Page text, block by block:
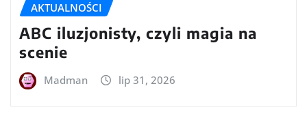
AKTUALNOŚCI
ABC iluzjonisty, czyli magia na
scenie
Madman lip 31, 2026